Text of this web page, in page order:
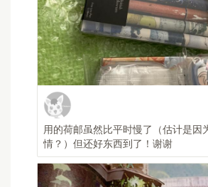
非常好 可以买淘宝小可爱了